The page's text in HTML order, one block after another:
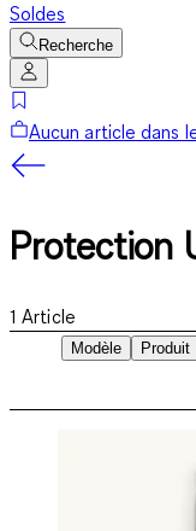
Soldes
Recherche
Aucun article dans
Protection
1 Article
Modèle
Produit